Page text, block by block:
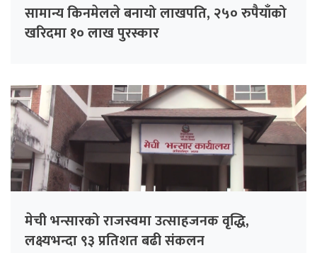
सामान्य किनमेलले बनायो लाखपति, २५० रुपैयाँको
खरिदमा १० लाख पुरस्कार
मेची भन्सारको राजस्वमा उत्साहजनक वृद्धि,
लक्ष्यभन्दा ९३ प्रतिशत बढी संकलन